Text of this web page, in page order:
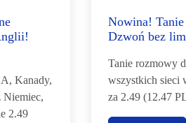
Kanady,
Niemiec,
2.49
Nowina!
Dzwoń bez
Tanie rozmowy
wszystkich
za 2.49 (12.47